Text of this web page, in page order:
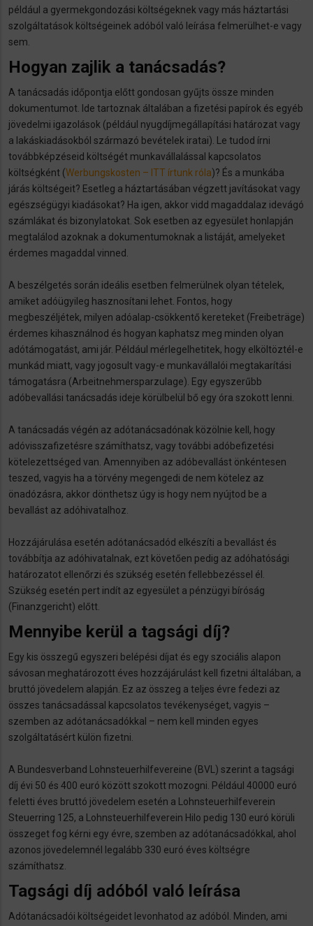
például a gyermekgondozási költségeknek vagy más háztartási
szolgáltatások költségeinek adóból való leírása felmerülhet-e vagy
sem.
Hogyan zajlik a tanácsadás?
A tanácsadás időpontja előtt gondosan gyűjts össze minden
dokumentumot. Ide tartoznak általában a fizetési papírok és egyéb
jövedelmi igazolások (például nyugdíjmegállapítási határozat vagy
a lakáskiadásokból származó bevételek iratai). Le tudod írni
továbbképzéseid költségét munkavállalással kapcsolatos
költségként (Werbungskosten – ITT írtunk róla)? És a munkába
járás költségeit? Esetleg a háztartásában végzett javításokat vagy
egészségügyi kiadásokat? Ha igen, akkor vidd magaddalaz idevágó
számlákat és bizonylatokat. Sok esetben az egyesület honlapján
megtalálod azoknak a dokumentumoknak a listáját, amelyeket
érdemes magaddal vinned.
A beszélgetés során ideális esetben felmerülnek olyan tételek,
amiket adóügyileg hasznosítani lehet. Fontos, hogy
megbeszéljétek, milyen adóalap-csökkentő kereteket (Freibeträge)
érdemes kihasználnod és hogyan kaphatsz meg minden olyan
adótámogatást, ami jár. Például mérlegelhetitek, hogy elköltöztél-e
munkád miatt, vagy jogosult vagy-e munkavállalói megtakarítási
támogatásra (Arbeitnehmersparzulage). Egy egyszerűbb
adóbevallási tanácsadás ideje körülbelül bő egy óra szokott lenni.
A tanácsadás végén az adótanácsadónak közölnie kell, hogy
adóvisszafizetésre számíthatsz, vagy további adóbefizetési
kötelezettséged van. Amennyiben az adóbevallást önkéntesen
teszed, vagyis ha a törvény megengedi de nem kötelez az
önadózásra, akkor dönthetsz úgy is hogy nem nyújtod be a
bevallást az adóhivatalhoz.
Hozzájárulása esetén adótanácsadód elkészíti a bevallást és
továbbítja az adóhivatalnak, ezt követően pedig az adóhatósági
határozatot ellenőrzi és szükség esetén fellebbezéssel él.
Szükség esetén pert indít az egyesület a pénzügyi bíróság
(Finanzgericht) előtt.
Mennyibe kerül a tagsági díj?
Egy kis összegű egyszeri belépési díjat és egy szociális alapon
sávosan meghatározott éves hozzájárulást kell fizetni általában, a
bruttó jövedelem alapján. Ez az összeg a teljes évre fedezi az
összes tanácsadással kapcsolatos tevékenységet, vagyis –
szemben az adótanácsadókkal – nem kell minden egyes
szolgáltatásért külön fizetni.
A Bundesverband Lohnsteuerhilfevereine (BVL) szerint a tagsági
díj évi 50 és 400 euró között szokott mozogni. Például 40000 euró
feletti éves bruttó jövedelem esetén a Lohnsteuerhilfeverein
Steuerring 125, a Lohnsteuerhilfeverein Hilo pedig 130 euró körüli
összeget fog kérni egy évre, szemben az adótanácsadókkal, ahol
azonos jövedelemnél legalább 330 euró éves költségre
számíthatsz.
Tagsági díj adóból való leírása
Adótanácsadói költségeidet levonhatod az adóból. Minden, ami